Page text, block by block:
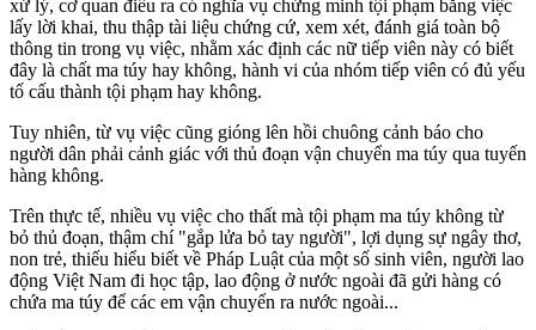
xử lý, cơ quan điều ra có nghĩa vụ chứng minh tội phạm bằng việc
lấy lời khai, thu thập tài liệu chứng cứ, xem xét, đánh giá toàn bộ
thông tin trong vụ việc, nhằm xác định các nữ tiế‌p viê‌n này có biết
đây là chất m‌a tú‌y hay không, hành vi của nhóm tiế‌p viê‌n có đủ yếu
tố cấu thành tội phạm hay không.
Tuy nhiên, từ vụ việc cũng gióng lên hồi chuông cảnh báo cho
người dân phải cảnh giác với thủ đoạn vận chuyển m‌a tú‌y qua tuyến
hàng không.
Trên thực tế, nhiều vụ việc cho thất mà tội phạm m‌a tú‌y không từ
bỏ thủ đoạn, thậm chí "gắp lửa bỏ tay người", lợi dụng sự ngây thơ,
non trẻ, thiếu hiểu biết về Pháp Luật của một số sinh viên, người lao
động Việt Nam đi học tập, lao động ở nước ngoài đã gửi hàng có
chứa m‌a tú‌y để các em vận chuyển ra nước ngoài...